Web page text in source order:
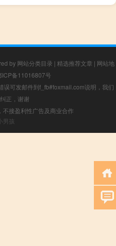
by 网站分类目录 | 精选推荐文章 | 网站地
ICP备11016807号
误可发邮件到f_fb#foxmail.com说明，我们
正，谢谢
接盈利性广告及商业合作
男孩